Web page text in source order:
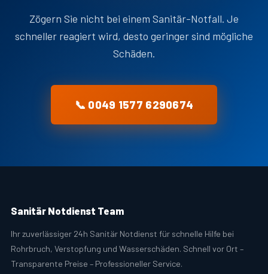
Zögern Sie nicht bei einem Sanitär-Notfall. Je
schneller reagiert wird, desto geringer sind mögliche
Schäden.
📞 0049 1577 6290674
Sanitär Notdienst Team
Ihr zuverlässiger 24h Sanitär Notdienst für schnelle Hilfe bei
Rohrbruch, Verstopfung und Wasserschäden. Schnell vor Ort –
Transparente Preise – Professioneller Service.